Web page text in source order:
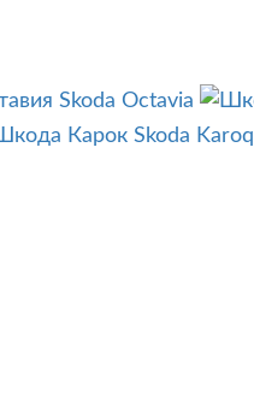
Skoda Octavia
Skoda Karoq